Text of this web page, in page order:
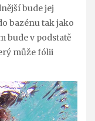
bude jej
bazénu tak jako
bude v podstatě
může fólii